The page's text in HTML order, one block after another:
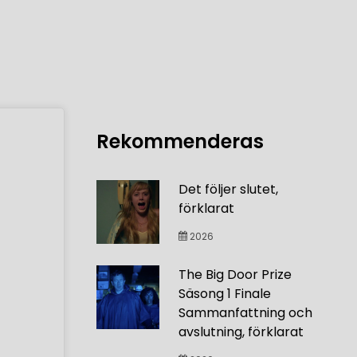
Rekommenderas
Det följer slutet,
förklarat
2026
The Big Door Prize
Säsong 1 Finale
Sammanfattning och
avslutning, förklarat